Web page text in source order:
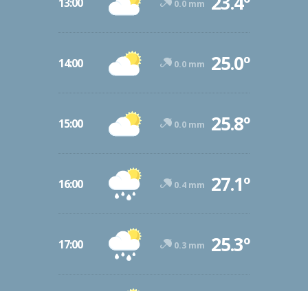
0.0 mm
14:00 0.0 mm 25.0º
15:00 0.0 mm 25.8º
16:00 0.4 mm 27.1º
17:00 0.3 mm 25.3º